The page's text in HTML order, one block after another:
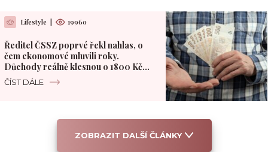
Lifestyle 19960
Ředitel ČSSZ poprvé řekl nahlas, o
čem ekonomové mluvili roky.
Důchody reálně klesnou o 1800 Kč
měsíčně
ČÍST DÁLE
ZOBRAZIT DALŠÍ ČLÁNKY